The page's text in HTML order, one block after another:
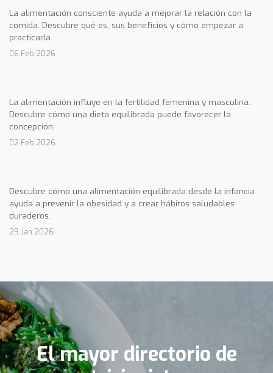
La alimentación consciente ayuda a mejorar la relación con la
comida. Descubre qué es, sus beneficios y cómo empezar a
practicarla.
06 Feb 2026
La alimentación influye en la fertilidad femenina y masculina.
Descubre cómo una dieta equilibrada puede favorecer la
concepción.
02 Feb 2026
Descubre cómo una alimentación equilibrada desde la infancia
ayuda a prevenir la obesidad y a crear hábitos saludables
duraderos.
29 Jan 2026
El mayor directorio de